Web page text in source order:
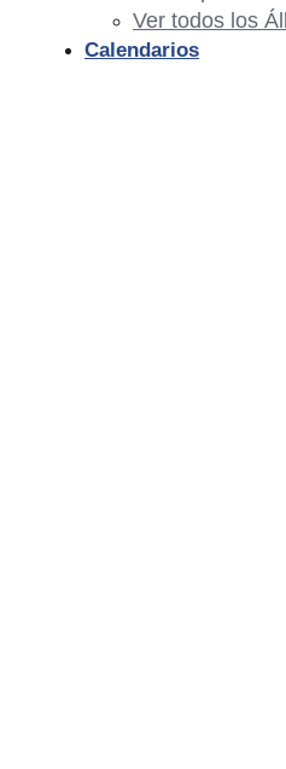
Ver todos los
Calendarios